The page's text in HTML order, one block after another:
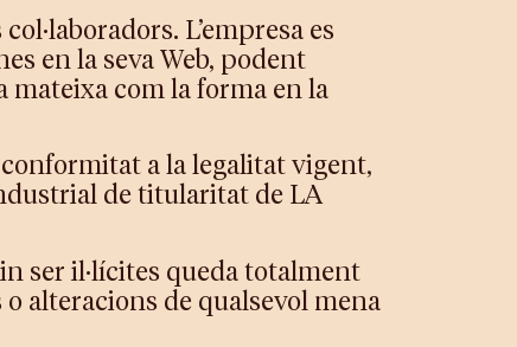
L’empresa es
en la seva Web, podent
mateixa com la forma en la
a la legalitat vigent,
de titularitat de LA
ser il·lícites queda totalment
alteracions de qualsevol mena